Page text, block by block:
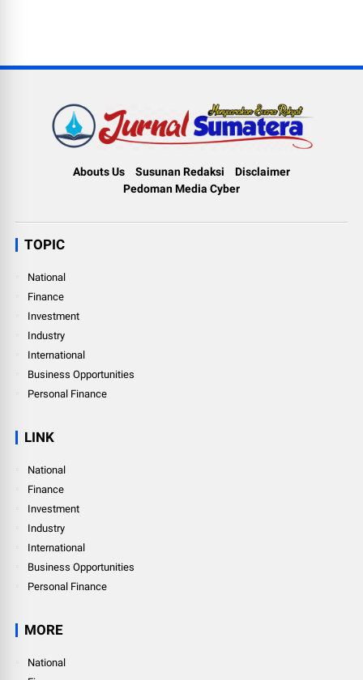
Abouts Us Susunan Redaksi
Disclaimer
Pedoman Media Cyber
TOPIC
National
Finance
Investment
Industry
International
Business Opportunities
Personal Finance
LINK
National
Finance
Investment
Industry
International
Business Opportunities
Personal Finance
MORE
National